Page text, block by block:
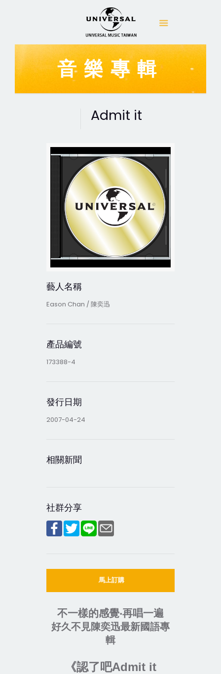
音樂專輯
Admit it
藝人名稱
Eason Chan / 陳奕迅
產品編號
173388-4
發行日期
2007-04-24
相關新聞
社群分享
馬上訂購
不一樣的感覺‧再唱一遍
好久不見陳奕迅最新國語專
輯
《認了吧Admit it